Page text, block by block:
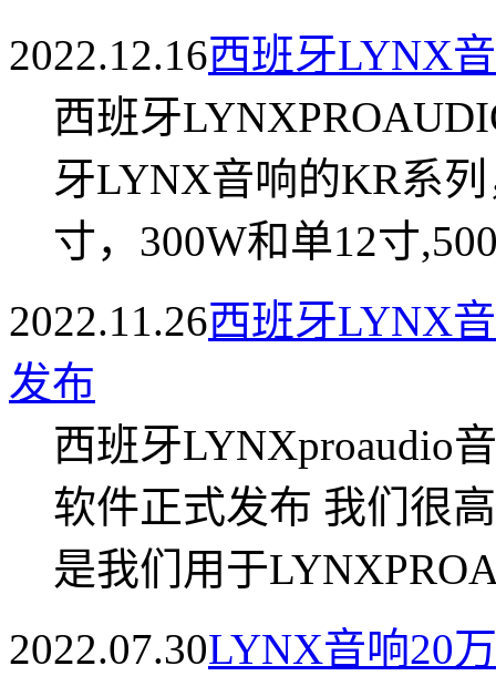
2022.12.16西班牙LYNX
西班牙
牙LYNX音响的KR系
寸，300W和单12寸
2022.11.26西班牙LYNX
发布
西班牙LYNXproaudio
软件正式发布 我们很
是我们用于
2022.07.30LYNX音响20